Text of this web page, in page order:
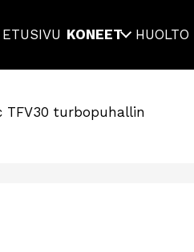
ETUSIVU KONEET HUOLTO
TFV30 turbopuhallin